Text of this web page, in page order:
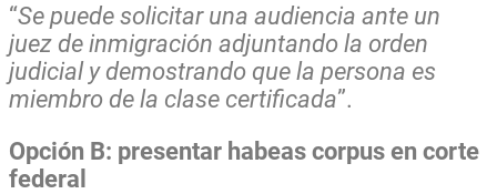
“Se puede solicitar una audiencia ante un
juez de inmigración adjuntando la orden
judicial y demostrando que la persona es
miembro de la clase certificada”.
Opción B: presentar habeas corpus en corte
federal